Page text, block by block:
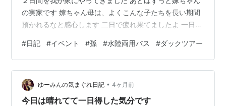
の実家です 嫁ちゃん母は、よくこんな子たちを長い期間
預かれるなと感心します 二日で疲れ果てましたよ 一日目
の手伝いに行ってる所～、２週間ぶりに孫たちに会いま
した 赤ちゃん孫がちょっと泣いちゃいました ２歳孫は、
新中学生孫にロックオン、付いて回りましたが、相手に
してくれず・・ 新中学生孫は、裏に通ってる電車に気が
いっちゃって、動画を撮ってました 電車オタクになって
#日記 #イベント #孫 #水陸両用バス #ダックツアー
ゆーみんの気まぐれ日記 • 4ヶ月前
今日は晴れてて一日得した気分です